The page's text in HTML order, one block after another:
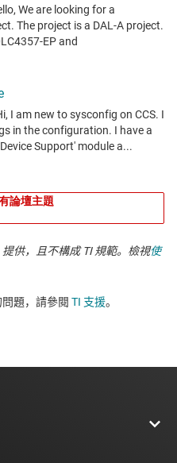
論壇主題
供，且不構成 TI 規範。檢視使
題，請參閱 TI 支援。​​​​​​​​​​​​​​